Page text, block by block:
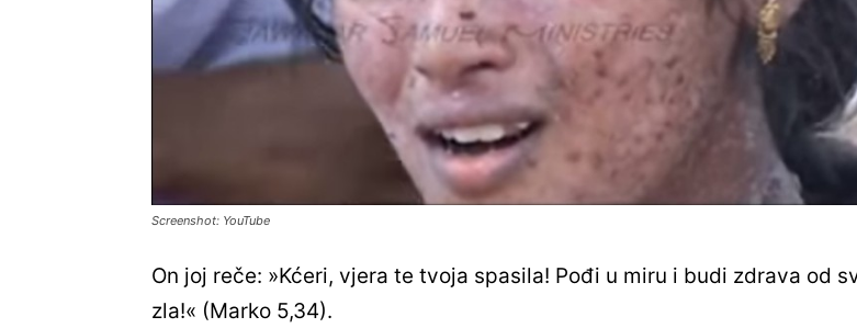
Screenshot: YouTube
On joj reče: »Kćeri, vjera te tvoja spasila! Pođi u miru i budi zdrava od
zla!« (Marko 5,34).